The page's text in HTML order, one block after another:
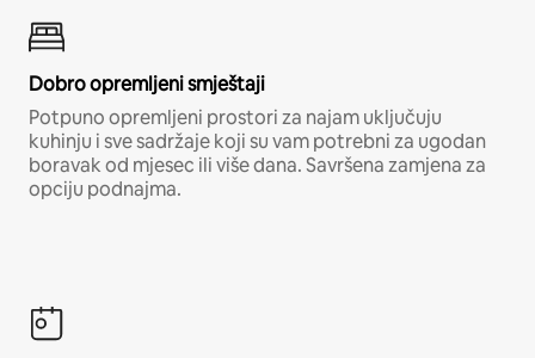
Dobro opremljeni smještaji
Potpuno opremljeni prostori za najam uključuju
kuhinju i sve sadržaje koji su vam potrebni za ugodan
boravak od mjesec ili više dana. Savršena zamjena za
opciju podnajma.